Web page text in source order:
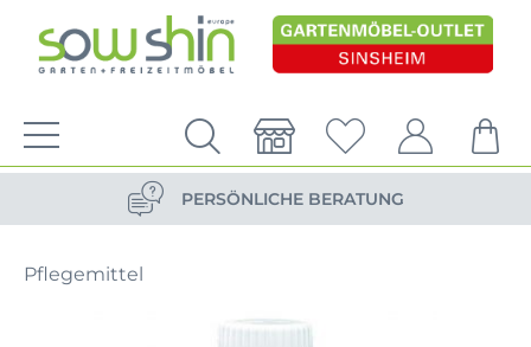
VERSANDKOSTENFREIE LIEFERUNG
PERSÖNLICHE BERATUNG
Pflegemittel